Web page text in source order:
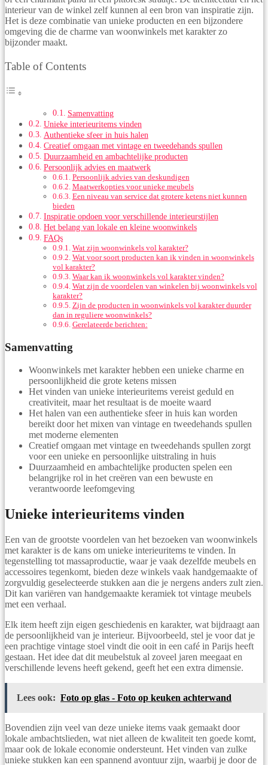
interieur van de winkel zelf kunnen al een bron van inspiratie zijn.
Het is deze combinatie van unieke producten en een bijzondere
omgeving die de charme van woonwinkels met karakter zo
bijzonder maakt.
Table of Contents
Samenvatting
Unieke interieuritems vinden
Authentieke sfeer in huis halen
Creatief omgaan met vintage en tweedehands spullen
Duurzaamheid en ambachtelijke producten
Persoonlijk advies en maatwerk
Persoonlijk advies van deskundigen
Maatwerkopties voor unieke meubels
Een niveau van service dat grotere ketens niet kunnen
bieden
Inspiratie opdoen voor verschillende interieurstijlen
Het belang van lokale en kleine woonwinkels
FAQs
Wat zijn woonwinkels vol karakter?
Wat voor soort producten kan ik vinden in woonwinkels
vol karakter?
Waar kan ik woonwinkels vol karakter vinden?
Wat zijn de voordelen van winkelen bij woonwinkels vol
karakter?
Zijn de producten in woonwinkels vol karakter duurder
dan in reguliere woonwinkels?
Gerelateerde berichten:
Samenvatting
Woonwinkels met karakter hebben een unieke charme en
persoonlijkheid die grote ketens missen
Het vinden van unieke interieuritems vereist geduld en
creativiteit, maar het resultaat is de moeite waard
Het halen van een authentieke sfeer in huis kan worden
bereikt door het mixen van vintage en tweedehands spullen
met moderne elementen
Creatief omgaan met vintage en tweedehands spullen zorgt
voor een unieke en persoonlijke uitstraling in huis
Duurzaamheid en ambachtelijke producten spelen een
belangrijke rol in het creëren van een bewuste en
verantwoorde leefomgeving
Unieke interieuritems vinden
Een van de grootste voordelen van het bezoeken van woonwinkels
met karakter is de kans om unieke interieuritems te vinden. In
tegenstelling tot massaproductie, waar je vaak dezelfde meubels en
accessoires tegenkomt, bieden deze winkels vaak handgemaakte of
zorgvuldig geselecteerde stukken aan die je nergens anders zult zien.
Dit kan variëren van handgemaakte keramiek tot vintage meubels
met een verhaal.
Elk item heeft zijn eigen geschiedenis en karakter, wat bijdraagt aan
de persoonlijkheid van je interieur. Bijvoorbeeld, stel je voor dat je
een prachtige vintage stoel vindt die ooit in een café in Parijs heeft
gestaan. Het idee dat dit meubelstuk al zoveel jaren meegaat en
verschillende levens heeft gekend, geeft het een extra dimensie.
Lees ook: Foto op glas - Foto op keuken achterwand
Bovendien zijn veel van deze unieke items vaak gemaakt door
lokale ambachtslieden, wat niet alleen de kwaliteit ten goede komt,
maar ook de lokale economie ondersteunt. Het vinden van zulke
unieke stukken kan een spannend avontuur zijn, waarbij je door de